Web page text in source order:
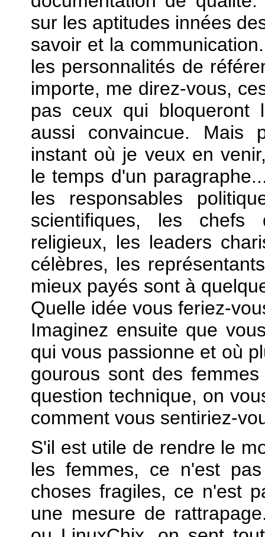
sur les aptitudes innées
savoir et la
les personnalités de
importe, me direz-vous,
pas ceux qui bloqueront
aussi convaincue. Mais
instant où je veux en
le temps d'un
les responsables
scientifiques, les chefs
religieux, les leaders
célèbres, les
mieux payés sont à
Quelle idée vous feriez-
Imaginez ensuite que
qui vous passionne et où
gourous sont des
question technique, on
comment vous sentiriez-
S'il est utile de rendre le
les femmes, ce n'est
choses fragiles, ce n'est
une mesure de